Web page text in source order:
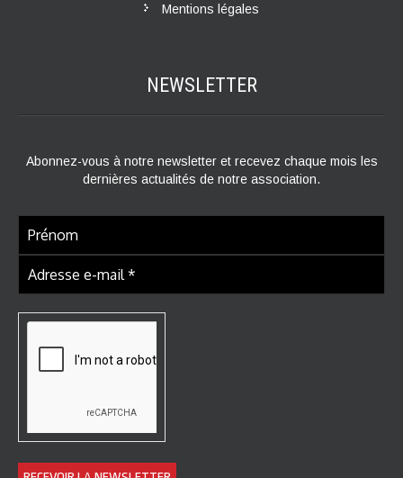
Mentions légales
NEWSLETTER
Abonnez-vous à notre newsletter et recevez chaque mois les
dernières actualités de notre association.